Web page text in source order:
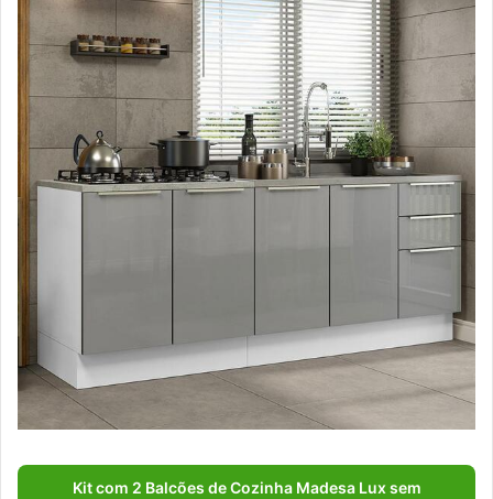
Kit com 2 Balcões de Cozinha Madesa Lux sem